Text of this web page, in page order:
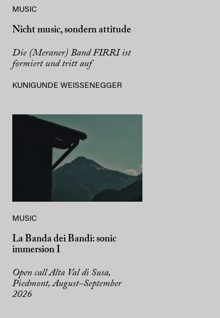
MUSIC
Nicht music, sondern attitude
Die (Meraner) Band FIRRI ist
formiert und tritt auf
KUNIGUNDE WEISSENEGGER
MUSIC
La Banda dei Bandi: sonic
immersion I
Open call Alta Val di Susa,
Piedmont, August–September
2026